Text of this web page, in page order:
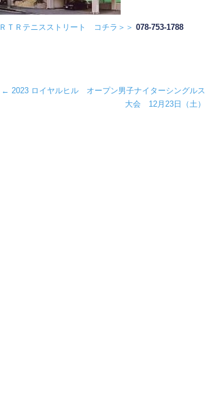
ＲＴＲテニスストリート コチラ＞＞ 078-753-1788
← 2023 ロイヤルヒル オープン男子ナイターシングルス
大会 12月23日（土）